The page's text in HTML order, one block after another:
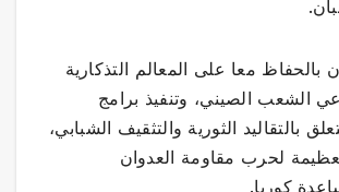
بالحفاظ معا على المعالم التذكارية
الشعب الصيني، وتنفيذ برامج
بالتقاليد الثورية والتثقيف الشبابي،
لحرب مقاومة العدوان
كوريا.